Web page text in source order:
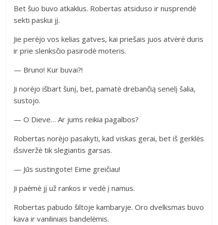
Bet šuo buvo atkaklus. Robertas atsiduso ir nusprendė
sekti paskui jį.
Jie perėjo vos kelias gatves, kai priešais juos atvėrė duris
ir prie slenksčio pasirodė moteris.
— Bruno! Kur buvai?!
Ji norėjo išbart šunį, bet, pamatė drebančią senelį šalia,
sustojo.
— O Dieve… Ar jums reikia pagalbos?
Robertas norėjo pasakyti, kad viskas gerai, bet iš gerklės
išsiveržė tik slegiantis garsas.
— Jūs sustingote! Eime greičiau!
Ji paėmė jį už rankos ir vedė į namus.
Robertas pabudo šiltoje kambaryje. Oro dvelksmas buvo
kava ir vaniliniais bandelėmis.